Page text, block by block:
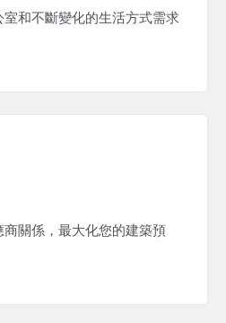
和不斷變化的生活方式需求
關係，最大化您的建築預